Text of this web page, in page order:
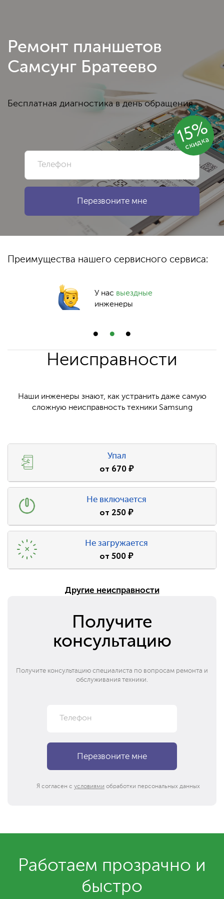
15%
скидка
Ремонт планшетов
Самсунг Братеево
Бесплатная диагностика в день обращения
Преимущества нашего сервисного сервиса:
У нас выездные
инженеры
Неисправности
Наши инженеры знают, как устранить даже самую
сложную неисправность техники Samsung
Упал
от 670₽
Не включается
от 250₽
Не загружается
от500₽
Другие неисправности
Получите
консультацию
Получите консультацию специалиста по вопросам ремонта и
обслуживания техники.
Я согласен с условиями обработки персональных данных
Работаем прозрачно и
быстро